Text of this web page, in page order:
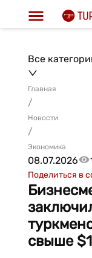
Все
Главная
/
Новости
/
Экономика
08.07.2026
Поделиться в
свыше